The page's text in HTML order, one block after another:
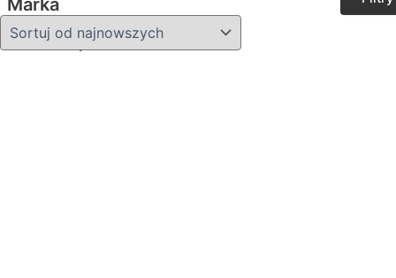
Marka
Moyra